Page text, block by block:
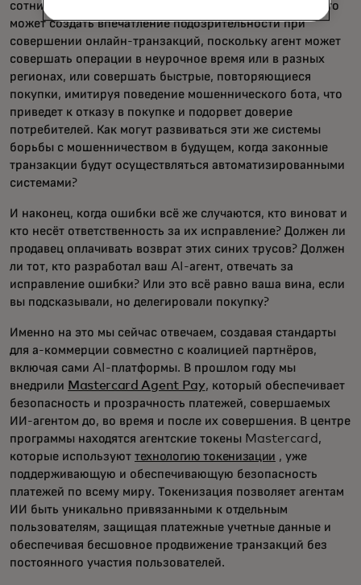
сотни или даже тысячи километров от дома клиента. Это
может создать впечатление подозрительности при
совершении онлайн-транзакций, поскольку агент может
совершать операции в неурочное время или в разных
регионах, или совершать быстрые, повторяющиеся
покупки, имитируя поведение мошеннического бота, что
приведет к отказу в покупке и подорвет доверие
потребителей. Как могут развиваться эти же системы
борьбы с мошенничеством в будущем, когда законные
транзакции будут осуществляться автоматизированными
системами?
И наконец, когда ошибки всё же случаются, кто виноват и
кто несёт ответственность за их исправление? Должен ли
продавец оплачивать возврат этих синих трусов? Должен
ли тот, кто разработал ваш AI-агент, отвечать за
исправление ошибки? Или это всё равно ваша вина, если
вы подсказывали, но делегировали покупку?
Именно на это мы сейчас отвечаем, создавая стандарты
для а-коммерции совместно с коалицией партнёров,
включая сами AI-платформы. В прошлом году мы
внедрили Mastercard Agent Pay, который обеспечивает
безопасность и прозрачность платежей, совершаемых
ИИ-агентом до, во время и после их совершения. В центре
программы находятся агентские токены Mastercard,
которые используют технологию токенизации , уже
поддерживающую и обеспечивающую безопасность
платежей по всему миру. Токенизация позволяет агентам
ИИ быть уникально привязанными к отдельным
пользователям, защищая платежные учетные данные и
обеспечивая бесшовное продвижение транзакций без
постоянного участия пользователей.